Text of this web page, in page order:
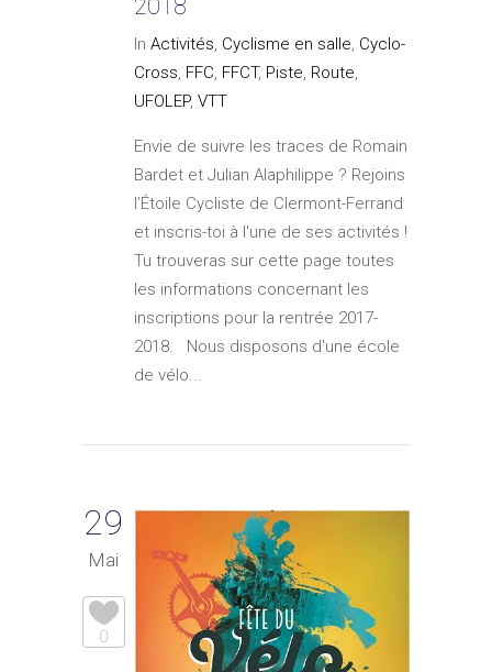
2018
In Activités, Cyclisme en salle, Cyclo-
Cross, FFC, FFCT, Piste, Route,
UFOLEP, VTT
Envie de suivre les traces de Romain
Bardet et Julian Alaphilippe ? Rejoins
l’Étoile Cycliste de Clermont-Ferrand
et inscris-toi à l'une de ses activités !
Tu trouveras sur cette page toutes
les informations concernant les
inscriptions pour la rentrée 2017-
2018. Nous disposons d'une école
de vélo...
29
Mai
0